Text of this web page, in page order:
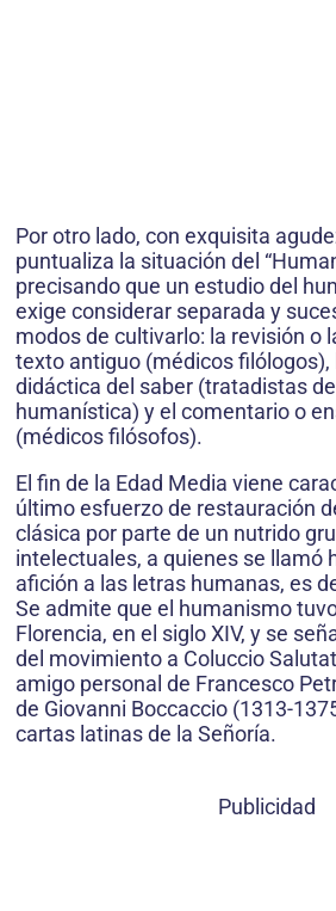
Por otro lado, con exquisita
puntualiza la situación del
precisando que un estudio del
exige considerar separada y
modos de cultivarlo: la revisión o
texto antiguo (médicos filólogos),
didáctica del saber (tratadistas
humanística) y el comentario o
(médicos filósofos).
El fin de la Edad Media viene
último esfuerzo de restauración
clásica por parte de un nutrido
intelectuales, a quienes se llamó
afición a las letras humanas, es
Se admite que el humanismo
Florencia, en el siglo XIV, y se
del movimiento a Coluccio
amigo personal de Francesco
de Giovanni Boccaccio (1313-
cartas latinas de la Señoría.
Publicidad